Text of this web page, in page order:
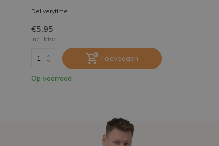
Deliverytime
€5,95
Incl. btw
Toevoegen
Op voorraad